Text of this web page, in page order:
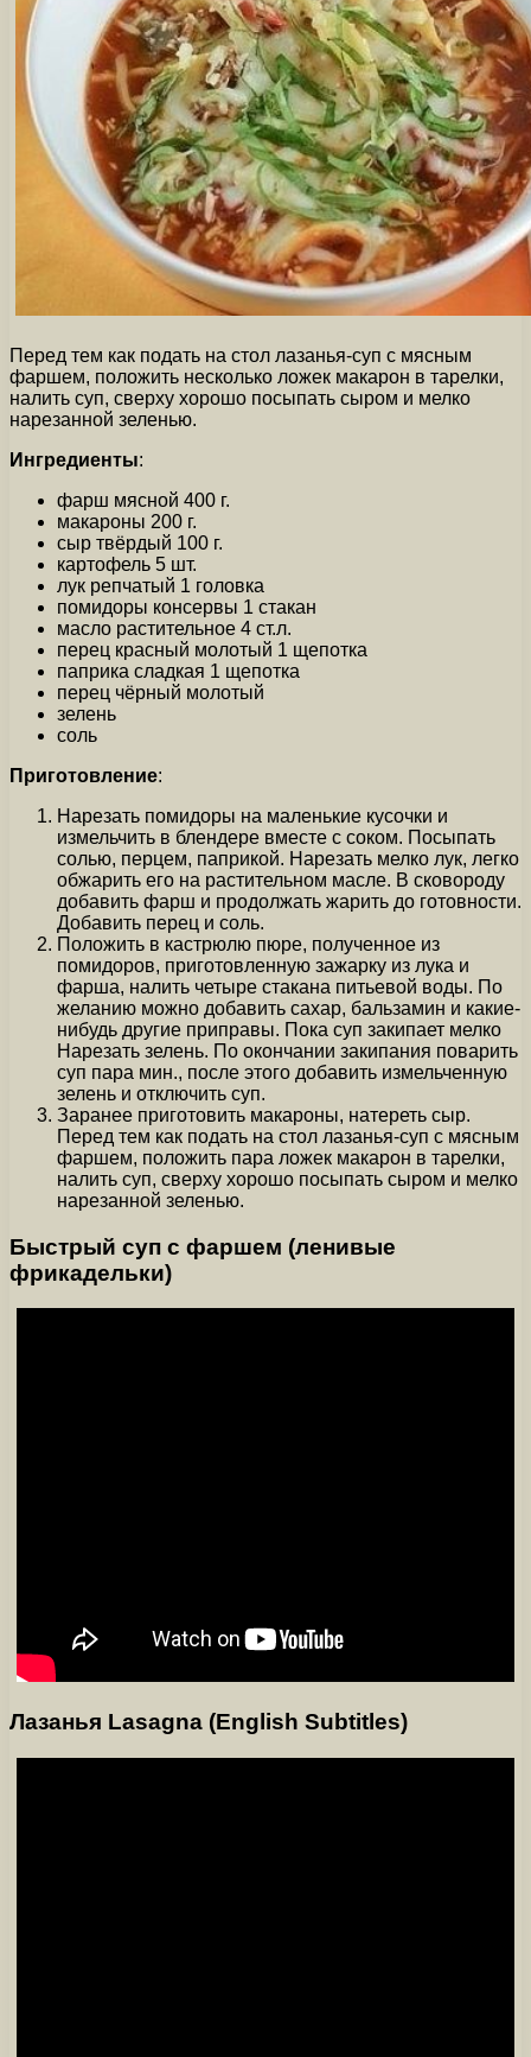
Перед тем как подать на стол лазанья-суп с мясным
фаршем, положить несколько ложек макарон в тарелки,
налить суп, сверху хорошо посыпать сыром и мелко
нарезанной зеленью.
Ингредиенты:
фарш мясной 400 г.
макароны 200 г.
сыр твёрдый 100 г.
картофель 5 шт.
лук репчатый 1 головка
помидоры консервы 1 стакан
масло растительное 4 ст.л.
перец красный молотый 1 щепотка
паприка сладкая 1 щепотка
перец чёрный молотый
зелень
соль
Приготовление:
Нарезать помидоры на маленькие кусочки и
измельчить в блендере вместе с соком. Посыпать
солью, перцем, паприкой. Нарезать мелко лук, легко
обжарить его на растительном масле. В сковороду
добавить фарш и продолжать жарить до готовности.
Добавить перец и соль.
Положить в кастрюлю пюре, полученное из
помидоров, приготовленную зажарку из лука и
фарша, налить четыре стакана питьевой воды. По
желанию можно добавить сахар, бальзамин и какие-
нибудь другие приправы. Пока суп закипает мелко
Нарезать зелень. По окончании закипания поварить
суп пара мин., после этого добавить измельченную
зелень и отключить суп.
Заранее приготовить макароны, натереть сыр.
Перед тем как подать на стол лазанья-суп с мясным
фаршем, положить пара ложек макарон в тарелки,
налить суп, сверху хорошо посыпать сыром и мелко
нарезанной зеленью.
Быстрый суп с фаршем (ленивые
фрикадельки)
Лазанья Lasagna (English Subtitles)